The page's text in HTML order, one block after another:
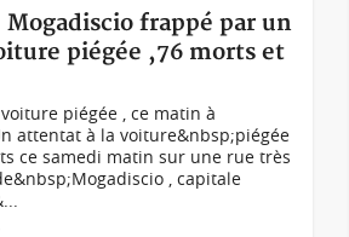
Mogadiscio frappé par un
piégée ,76 morts et
piégée , ce matin à
attentat à la voiture&nbsp;piégée
ce samedi matin sur une rue très
, capitale